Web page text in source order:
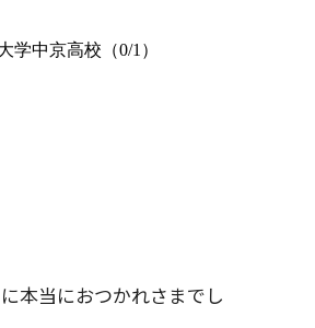
中京高校（0/1 ）
本当におつかれさまでし